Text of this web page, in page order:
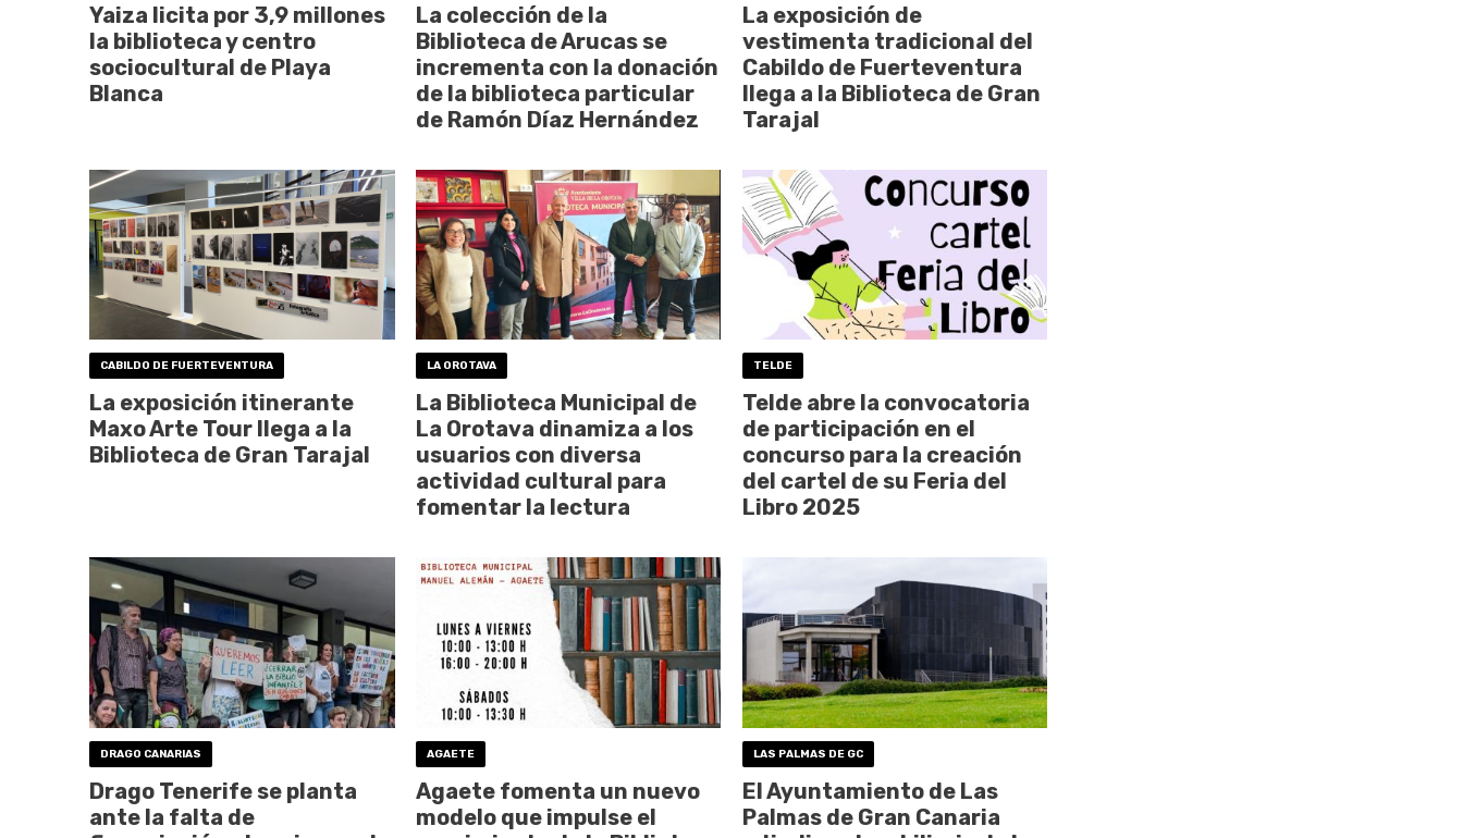
Yaiza licita por 3,9 millones
la biblioteca y centro
sociocultural de Playa
Blanca
La colección de la
Biblioteca de Arucas se
incrementa con la donación
de la biblioteca particular
de Ramón Díaz Hernández
La exposición de
vestimenta tradicional del
Cabildo de Fuerteventura
llega a la Biblioteca de Gran
Tarajal
CABILDO DE FUERTEVENTURA
La exposición itinerante
Maxo Arte Tour llega a la
Biblioteca de Gran Tarajal
LA OROTAVA
La Biblioteca Municipal de
La Orotava dinamiza a los
usuarios con diversa
actividad cultural para
fomentar la lectura
TELDE
Telde abre la convocatoria
de participación en el
concurso para la creación
del cartel de su Feria del
Libro 2025
DRAGO CANARIAS
Drago Tenerife se planta
ante la falta de
AGAETE
Agaete fomenta un nuevo
modelo que impulse el
LAS PALMAS DE GC
El Ayuntamiento de Las
Palmas de Gran Canaria